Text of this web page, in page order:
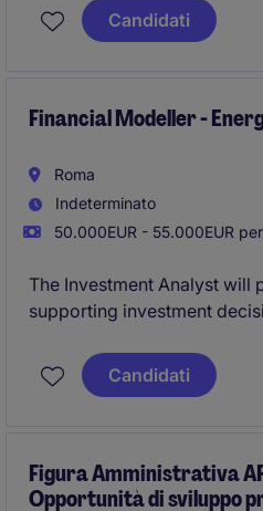
garantire elevati standard
processi e supporto alle
Candidati
Financial Modeller -
Roma
Indeterminato
50.000EUR - 55.000EUR
The Investment Analyst will
supporting investment
development of
renewable energy assets.
operating at the forefront of
Candidati
Figura Amministrativa
Opportunità di sviluppo